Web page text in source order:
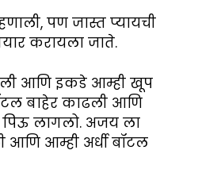
पण जास्त प्यायची
करायला जाते.
आणि इकडे आम्ही खूप
बाहेर काढली आणि
लागलो. अजय ला
आम्ही अर्धी बॉटल